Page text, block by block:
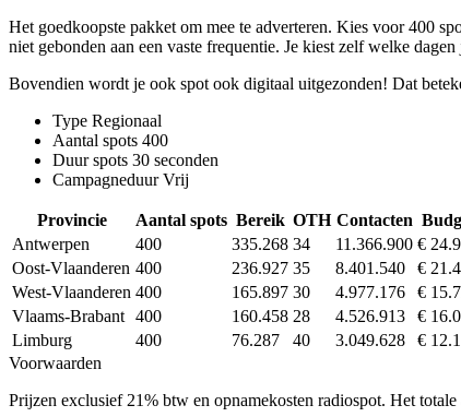
Het goedkoopste pakket om mee te adverteren. Kies voor 400
niet gebonden aan een vaste frequentie. Je kiest zelf welke
Bovendien wordt je ook spot ook digitaal uitgezonden! Dat
Type Regionaal
Aantal spots 400
Duur spots 30 seconden
Campagneduur Vrij
Provincie Aantal spots Bereik OTH Contacten
Antwerpen
400 335.268 34 11.366.900 €
Oost-Vlaanderen 400 236.927 35 8.401.540 €
West-Vlaanderen 400 165.897 30 4.977.176 €
Vlaams-Brabant 400 160.458 28 4.526.913 €
Limburg
400 76.287 40 3.049.628 €
Voorwaarden
Prijzen exclusief 21% btw en opnamekosten radiospot. Het